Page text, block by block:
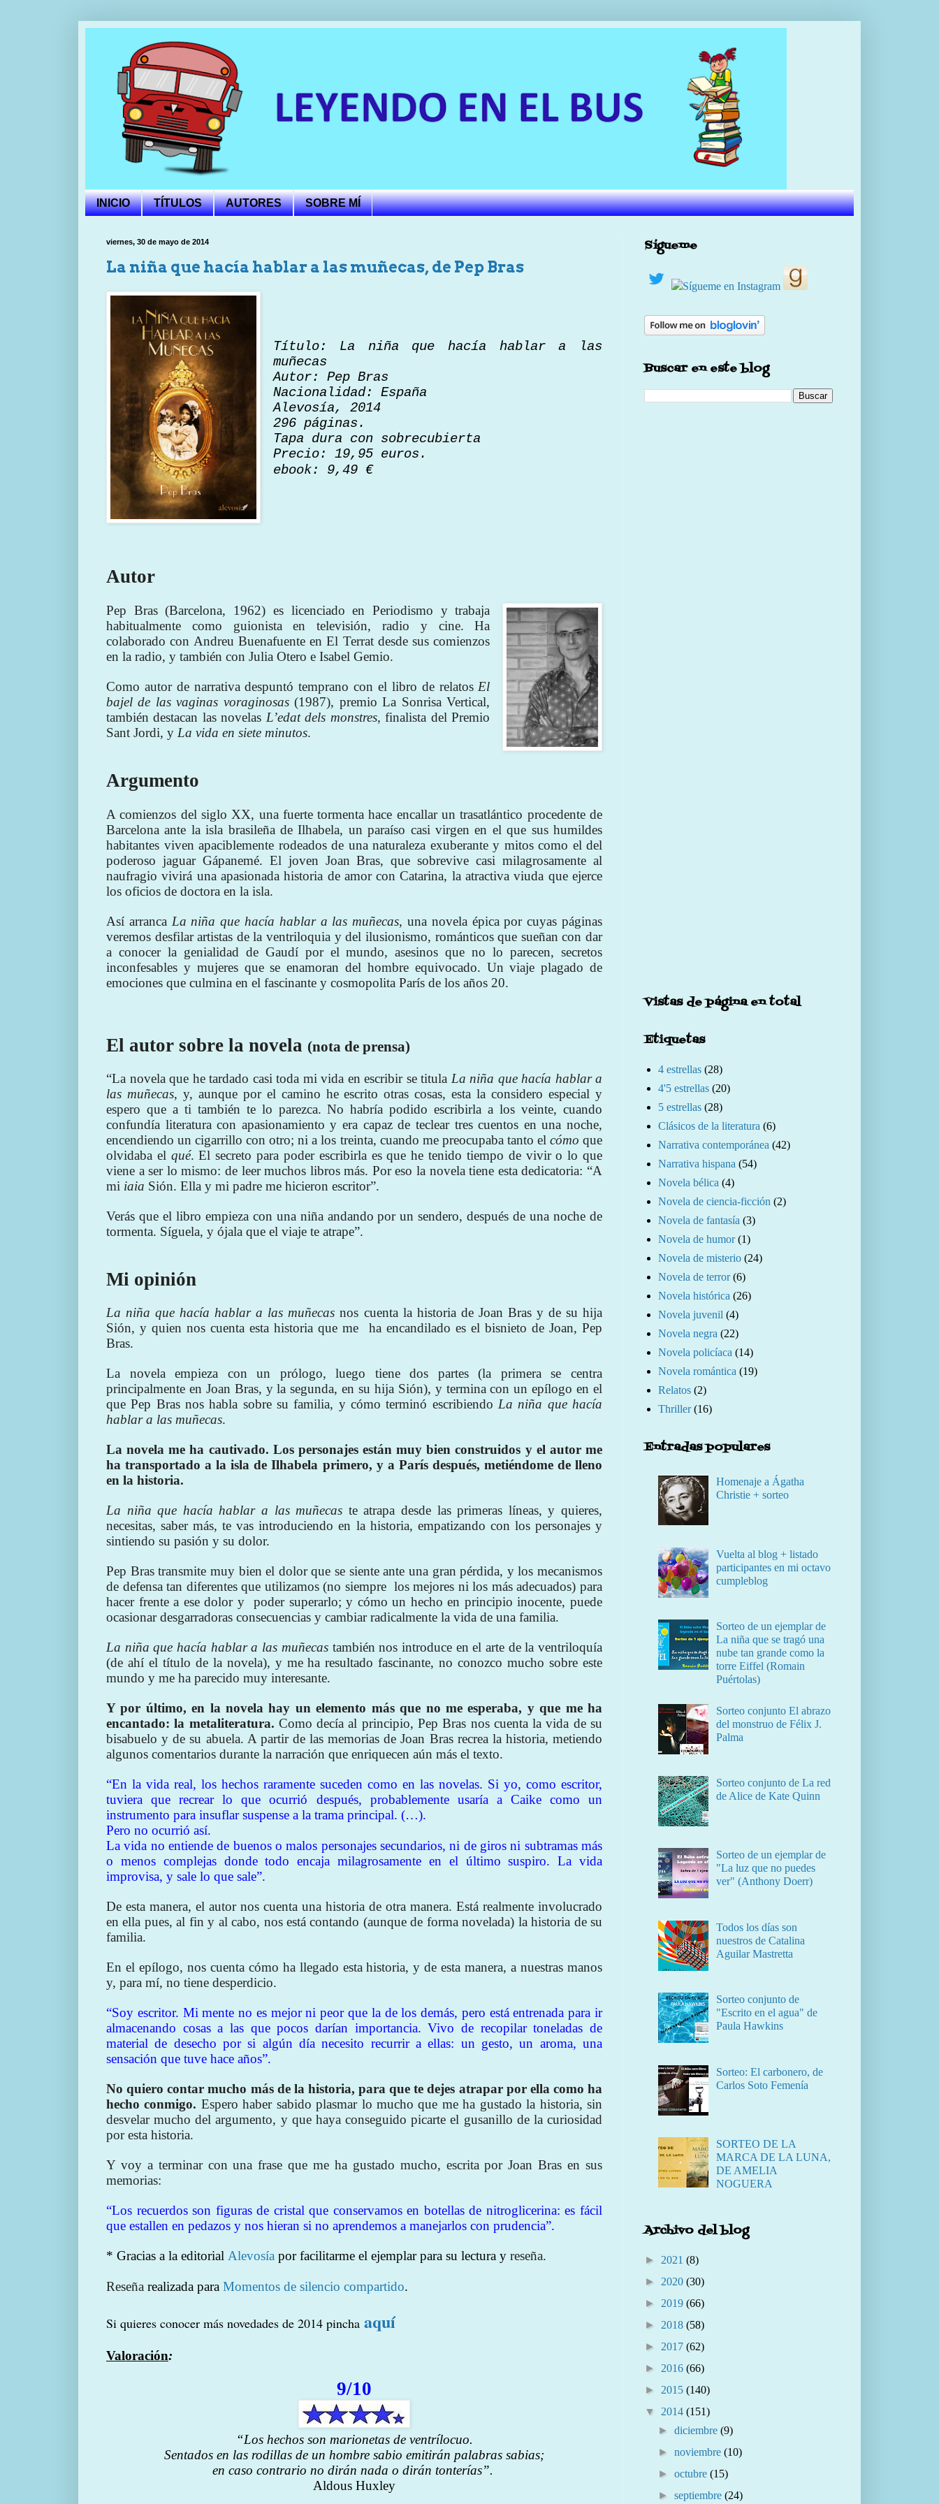
INICIO TÍTULOS AUTORES SOBRE MÍ
viernes, 30 de mayo de 2014
La niña que hacía hablar a las muñecas, de Pep Bras
Título: La niña que hacía hablar a las
muñecas
Autor: Pep Bras
Nacionalidad: España
Alevosía, 2014
296 páginas.
Tapa dura con sobrecubierta
Precio: 19,95 euros.
ebook: 9,49 €
Autor
Pep Bras (Barcelona, 1962) es licenciado en Periodismo y trabaja
habitualmente como guionista en televisión, radio y cine. Ha
colaborado con Andreu Buenafuente en El Terrat desde sus comienzos
en la radio, y también con Julia Otero e Isabel Gemio.
Como autor de narrativa despuntó temprano con el libro de relatosEl
bajel de las vaginas voraginosas(1987), premio La Sonrisa Vertical,
también destacan las novelas L’edat dels monstres, finalista del Premio
Sant Jordi, y La vida en siete minutos.
Argumento
A comienzos del siglo XX, una fuerte tormenta hace encallar un trasatlántico procedente de
Barcelona ante la isla brasileña de Ilhabela, un paraíso casi virgen en el que sus humildes
habitantes viven apaciblemente rodeados de una naturaleza exuberante y mitos como el del
poderoso jaguar Gápanemé. El joven Joan Bras, que sobrevive casi milagrosamente al
naufragio vivirá una apasionada historia de amor con Catarina, la atractiva viuda que ejerce
los oficios de doctora en la isla.
Así arranca La niña que hacía hablar a las muñecas, una novela épica por cuyas páginas
veremos desfilar artistas de la ventriloquia y del ilusionismo, románticos que sueñan con dar
a conocer la genialidad de Gaudí por el mundo, asesinos que no lo parecen, secretos
inconfesables y mujeres que se enamoran del hombre equivocado. Un viaje plagado de
emociones que culmina en el fascinante y cosmopolita París de los años 20.
El autor sobre la novela (nota de prensa)
“La novela que he tardado casi toda mi vida en escribir se titula La niña que hacía hablar a
las muñecas, y, aunque por el camino he escrito otras cosas, esta la considero especial y
espero que a ti también te lo parezca. No habría podido escribirla a los veinte, cuando
confundía literatura con apasionamiento y era capaz de teclear tres cuentos en una noche,
encendiendo un cigarrillo con otro; ni a los treinta, cuando me preocupaba tanto el cómo que
olvidaba el qué. El secreto para poder escribirla es que he tenido tiempo de vivir o lo que
viene a ser lo mismo: de leer muchos libros más. Por eso la novela tiene esta dedicatoria: “A
mi iaia Sión. Ella y mi padre me hicieron escritor”.
Verás que el libro empieza con una niña andando por un sendero, después de una noche de
tormenta. Síguela, y ójala que el viaje te atrape”.
Mi opinión
La niña que hacía hablar a las muñecas nos cuenta la historia de Joan Bras y de su hija
Sión, y quien nos cuenta esta historia que me
ha encandilado es el bisnieto de Joan, Pep
Bras.
La novela empieza con un prólogo, luego tiene dos partes (la primera se centra
principalmente en Joan Bras, y la segunda, en su hija Sión), y termina con un epílogo en el
que Pep Bras nos habla sobre su familia, y cómo terminó escribiendo La niña que hacía
hablar a las muñecas.
La novela me ha cautivado. Los personajes están muy bien construidos y el autor me
ha transportado a la isla de Ilhabela primero, y a París después, metiéndome de lleno
en la historia.
La niña que hacía hablar a las muñecas te atrapa desde las primeras líneas, y quieres,
necesitas, saber más, te vas introduciendo en la historia, empatizando con los personajes y
sintiendo su pasión y su dolor.
Pep Bras transmite muy bien el dolor que se siente ante una gran pérdida, y los mecanismos
de defensa tan diferentes que utilizamos (no siempre los mejores ni los más adecuados) para
hacer frente a ese dolor y
poder superarlo; y cómo un hecho en principio inocente, puede
ocasionar desgarradoras consecuencias y cambiar radicalmente la vida de una familia.
La niña que hacía hablar a las muñecastambién nos introduce en el arte de la ventriloquía
(de ahí el título de la novela), y me ha resultado fascinante, no conozco mucho sobre este
mundo y me ha parecido muy interesante.
Y por último, en la novela hay un elemento más que no me esperaba, y que me ha
encantado: la metaliteratura. Como decía al principio, Pep Bras nos cuenta la vida de su
bisabuelo y de su abuela. A partir de las memorias de Joan Bras recrea la historia, metiendo
algunos comentarios durante la narración que enriquecen aún más el texto.
“En la vida real, los hechos raramente suceden como en las novelas. Si yo, como escritor,
tuviera que recrear lo que ocurrió después, probablemente usaría a Caike como un
instrumento para insuflar suspense a la trama principal. (…).
Pero no ocurrió así.
La vida no entiende de buenos o malos personajes secundarios, ni de giros ni subtramas más
o menos complejas donde todo encaja milagrosamente en el último suspiro. La vida
improvisa, y sale lo que sale”.
De esta manera, el autor nos cuenta una historia de otra manera. Está realmente involucrado
en ella pues, al fin y al cabo, nos está contando (aunque de forma novelada) la historia de su
familia.
En el epílogo, nos cuenta cómo ha llegado esta historia, y de esta manera, a nuestras manos
y, para mí, no tiene desperdicio.
“Soy escritor. Mi mente no es mejor ni peor que la de los demás, pero está entrenada para ir
almacenando cosas a las que pocos darían importancia. Vivo de recopilar toneladas de
material de desecho por si algún día necesito recurrir a ellas: un gesto, un aroma, una
sensación que tuve hace años”.
No quiero contar mucho más de la historia, para que te dejes atrapar por ella como ha
hecho conmigo. Espero haber sabido plasmar lo mucho que me ha gustado la historia, sin
desvelar mucho del argumento, y que haya conseguido picarte el gusanillo de la curiosidad
por esta historia.
Y voy a terminar con una frase que me ha gustado mucho, escrita por Joan Bras en sus
memorias:
“Los recuerdos son figuras de cristal que conservamos en botellas de nitroglicerina: es fácil
que estallen en pedazos y nos hieran si no aprendemos a manejarlos con prudencia”.
* Gracias a la editorial Alevosía por facilitarme el ejemplar para su lectura y reseña.
Reseña realizada para Momentos de silencio compartido.
Si quieres conocer más novedades de 2014 pincha aquí
Valoración:
9/10
“Los hechos son marionetas de ventrílocuo.
Sentados en las rodillas de un hombre sabio emitirán palabras sabias;
en caso contrario no dirán nada o dirán tonterías”.
Aldous Huxley
Sígueme
Buscar en este blog
Vistas de página en total
Etiquetas
4 estrellas (28)
4'5 estrellas (20)
5 estrellas (28)
Clásicos de la literatura (6)
Narrativa contemporánea (42)
Narrativa hispana (54)
Novela bélica (4)
Novela de ciencia-ficción (2)
Novela de fantasía (3)
Novela de humor (1)
Novela de misterio (24)
Novela de terror (6)
Novela histórica (26)
Novela juvenil (4)
Novela negra (22)
Novela policíaca (14)
Novela romántica (19)
Relatos (2)
Thriller (16)
Entradas populares
Homenaje a Ágatha
Christie + sorteo
Vuelta al blog + listado
participantes en mi octavo
cumpleblog
Sorteo de un ejemplar de
La niña que se tragó una
nube tan grande como la
torre Eiffel (Romain
Puértolas)
Sorteo conjunto El abrazo
del monstruo de Félix J.
Palma
Sorteo conjunto de La red
de Alice de Kate Quinn
Sorteo de un ejemplar de
"La luz que no puedes
ver" (Anthony Doerr)
Todos los días son
nuestros de Catalina
Aguilar Mastretta
Sorteo conjunto de
"Escrito en el agua" de
Paula Hawkins
Sorteo: El carbonero, de
Carlos Soto Femenía
SORTEO DE LA
MARCA DE LA LUNA,
DE AMELIA
NOGUERA
Archivo del blog
► 2021 (8)
► 2020 (30)
► 2019 (66)
► 2018 (58)
► 2017 (62)
► 2016 (66)
► 2015 (140)
▼ 2014 (151)
►diciembre(9)
►noviembre(10)
►octubre(15)
►septiembre(24)